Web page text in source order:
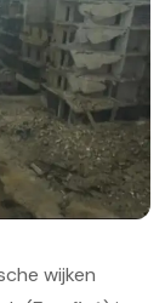
wijken